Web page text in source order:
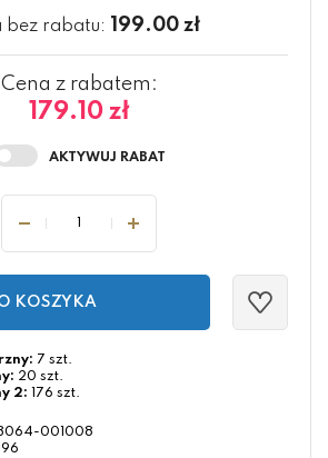
bez rabatu: 199.00 zł
Cena z rabatem:
179.10 zł
KOSZYKA
7 szt.
20 szt.
2: 176 szt.
001008